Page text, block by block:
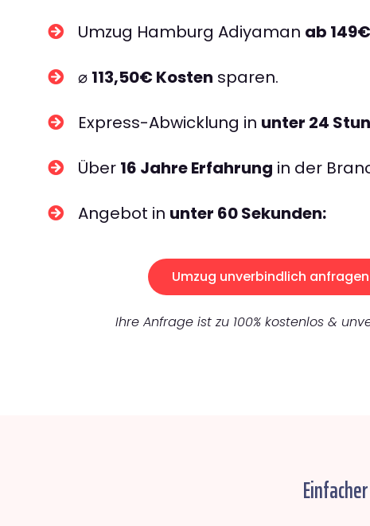
Umzug Hamburg Adiyaman ab 149€
⌀ 113,50€ Kosten sparen.
Express-Abwicklung in unter 24
Über 16 Jahre Erfahrung in der
Angebot in unter 60 Sekunden:
Umzug unverbindlich
Ihre Anfrage ist zu 100% kostenlos &